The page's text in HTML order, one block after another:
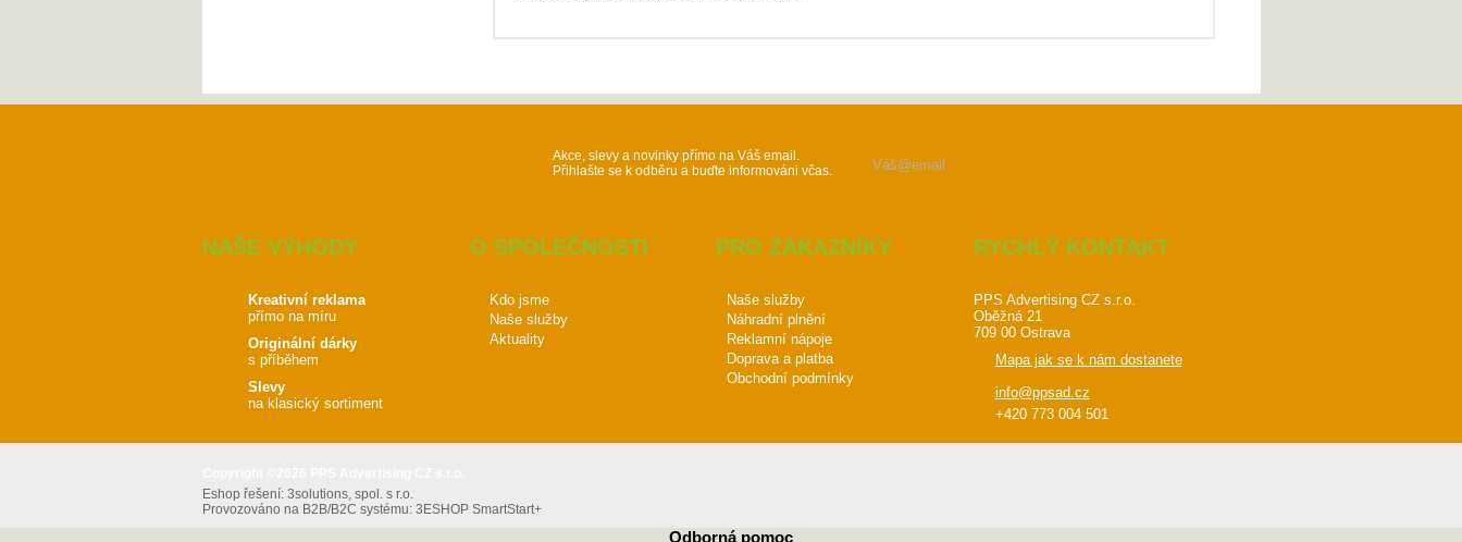
Akce, slevy a novinky přímo na Váš email.
Přihlašte se k odběru a buďte informováni včas.
NAŠE VÝHODY
Kreativní reklama
přímo na míru
Originální dárky
s příběhem
Slevy
na klasický sortiment
O SPOLEČNOSTI
Kdo jsme
Naše služby
Aktuality
PRO ZÁKAZNÍKY
Naše služby
Náhradní plnění
Reklamní nápoje
Doprava a platba
Obchodní podmínky
RYCHLÝ KONTAKT
PPS Advertising CZ s.r.o.
Oběžná 21
709 00 Ostrava
Mapa jak se k nám dostanete
info@ppsad.cz
+420 773 004 501
Eshop řešení: 3solutions, spol. s r.o.
Provozováno na B2B/B2C systému: 3ESHOP SmartStart+
Odborná pomoc